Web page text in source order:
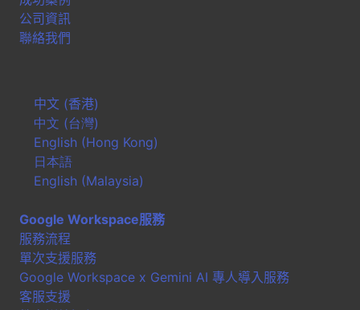
公司資訊
聯絡我們
中文 (香港)
中文 (台灣)
English (Hong Kong)
日本語
English (Malaysia)
Google Workspace服務
服務流程
單次支援服務
Google Workspace x Gemini AI 專人導入服務
客服支援